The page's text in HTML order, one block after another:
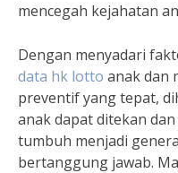
mencegah kejahatan
Dengan menyadari
data hk lotto anak dan
preventif yang tepat,
anak dapat ditekan
tumbuh menjadi
bertanggung jawab.